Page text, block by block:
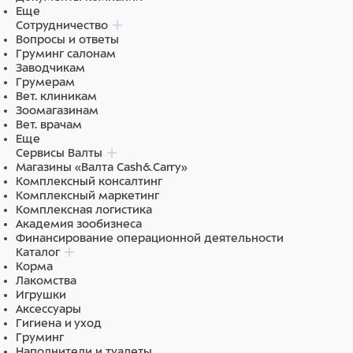
Еще
Сотрудничество
Вопросы и ответы
Груминг салонам
Заводчикам
Грумерам
Вет. клиникам
Зоомагазинам
Вет. врачам
Еще
Сервисы Валты
Магазины «Валта Cash&Carry»
Комплексный консалтинг
Комплексный маркетинг
Комплексная логистика
Академия зообизнеса
Финансирование операционной деятельности
Каталог
Корма
Лакомства
Игрушки
Аксессуары
Гигиена и уход
Груминг